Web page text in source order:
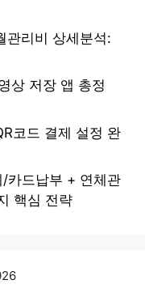
관리비 상세분석:
상 저장 앱 총정
코드 결제 설정 완
카드납부 + 연체관
핵심 전략